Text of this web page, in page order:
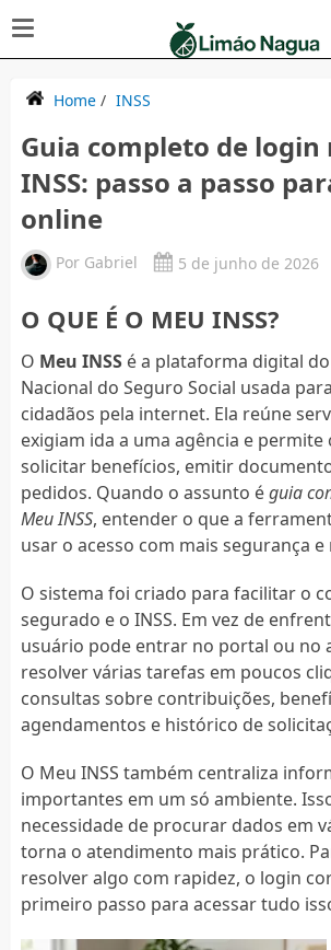
Home/ INSS
Guia completo de login
INSS: passo a passo
online
Por Gabriel 5 de junho de 2026
O QUE É O MEU INSS?
O Meu INSSé a plataforma digital
Nacional do Seguro Social usada
cidadãos pela internet. Ela reúne
exigiam ida a uma agência e
solicitar benefícios, emitir
pedidos. Quando o assunto éguia
Meu INSS, entender o que a
usar o acesso com mais segurança
O sistema foi criado para facilitar o
segurado e o INSS. Em vez de
usuário pode entrar no portal ou no
resolver várias tarefas em poucos
consultas sobre contribuições,
agendamentos e histórico de
O Meu INSS também centraliza
importantes em um só ambiente.
necessidade de procurar dados em
torna o atendimento mais prático.
resolver algo com rapidez, o login
primeiro passo para acessar tudo